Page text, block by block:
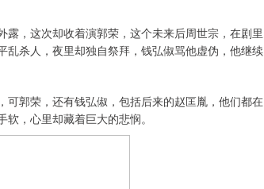
，这次却收着演郭荣，这个未来后周世宗，在剧里
杀人，夜里却独自祭拜，钱弘俶骂他虚伪，他继续
郭荣，还有钱弘俶，包括后来的赵匡胤，他们都在
，心里却藏着巨大的悲悯。